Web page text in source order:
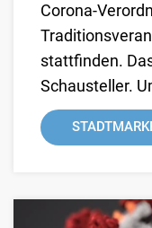
Corona-
stattfinden.
Schausteller.